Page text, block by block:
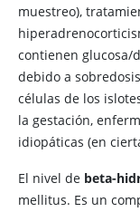
muestreo),
contienen glucosa/
debido a
células de los
la gestación,
idiopáticas (en
El nivel de beta-
mellitus. Es un